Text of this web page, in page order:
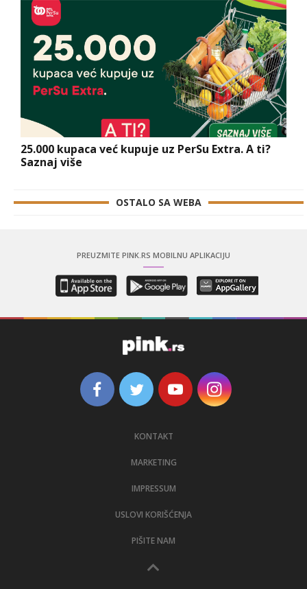
25.000 kupaca već kupuje uz PerSu Extra. A ti?
Saznaj više
OSTALO SA WEBA
PREUZMITE PINK.RS MOBILNU APLIKACIJU
KONTAKT
MARKETING
IMPRESSUM
USLOVI KORIŠĆENJA
PIŠITE NAM